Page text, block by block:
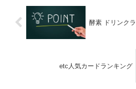
ムパスタが凄く美味しくて私のお
気に入りになりました。
酵素 ドリンク
etc人気カードランキング